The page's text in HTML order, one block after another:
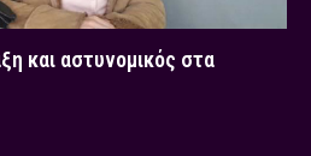
και αστυνομικός στα